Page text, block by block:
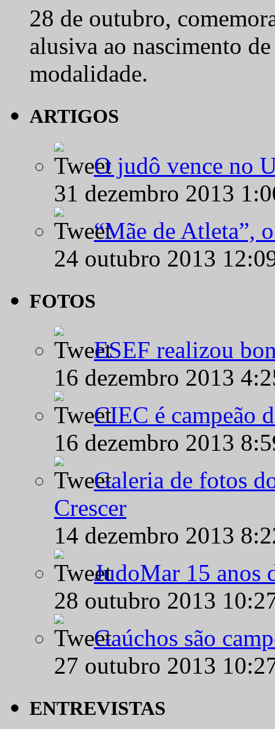
28 de outubro,
alusiva ao nascimento
modalidade.
ARTIGOS
O judô vence no
31 dezembro 2013
“Mãe de Atleta”,
24 outubro 2013
FOTOS
ESEF realizou
16 dezembro 2013
CIEC é campeão
16 dezembro 2013
Galeria de fotos
Crescer
14 dezembro 2013
JudoMar 15 anos
28 outubro 2013
Gaúchos são
27 outubro 2013
ENTREVISTAS